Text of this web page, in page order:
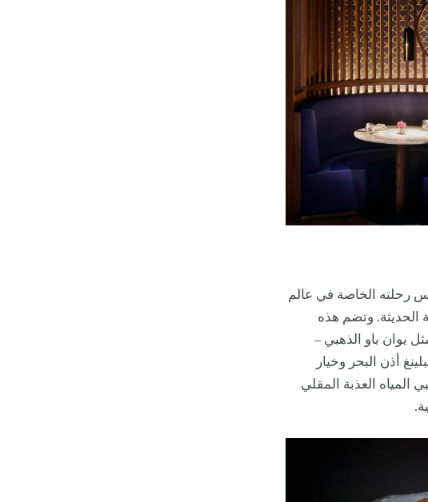
رحلته الخاصة في عالم
الحديثة. وتضم هذه
يوان باو الذهبي –
أذن البحر وخيار
المياه العذبة المقلي